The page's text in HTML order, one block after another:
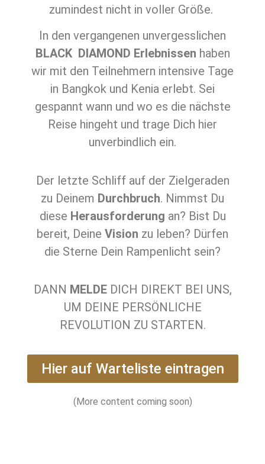
zumindest nicht in voller Größe.
In den vergangenen unvergesslichen
BLACK DIAMOND Erlebnissen haben
wir mit den Teilnehmern intensive Tage
in Bangkok und Kenia erlebt. Sei
gespannt wann und wo es die nächste
Reise hingeht und trage Dich hier
unverbindlich ein.
Der letzte Schliff auf der Zielgeraden
zu Deinem Durchbruch. Nimmst Du
diese Herausforderung an? Bist Du
bereit, Deine Vision zu leben? Dürfen
die Sterne Dein Rampenlicht sein?
DANN MELDEDICH DIREKT BEI UNS,
UM DEINE PERSÖNLICHE
REVOLUTION ZU STARTEN.
Hier auf Warteliste eintragen
(More content coming soon)